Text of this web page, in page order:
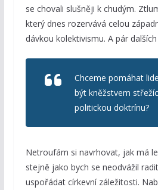
se chovali slušněji k chudým.
který dnes rozervává celou
dávkou kolektivismu. A pár
Chceme pomáhat
být kněžstvem
politickou doktrínu?
Netroufám si navrhovat, jak má
stejně jako bych se neodvážil
uspořádat církevní záležitosti.